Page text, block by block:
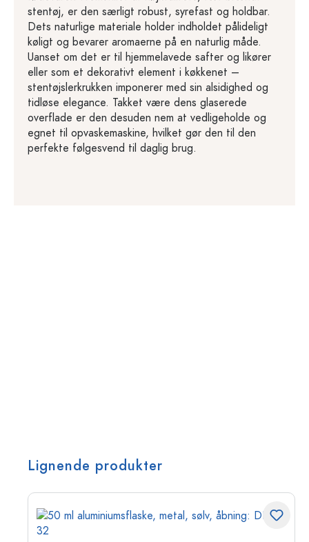
stentøj, er den særligt robust, syrefast og holdbar.
Dets naturlige materiale holder indholdet pålideligt
køligt og bevarer aromaerne på en naturlig måde.
Uanset om det er til hjemmelavede safter og likører
eller som et dekorativt element i køkkenet –
stentøjslerkrukken imponerer med sin alsidighed og
tidløse elegance. Takket være dens glaserede
overflade er den desuden nem at vedligeholde og
egnet til opvaskemaskine, hvilket gør den til den
perfekte følgesvend til daglig brug.
Lignende produkter